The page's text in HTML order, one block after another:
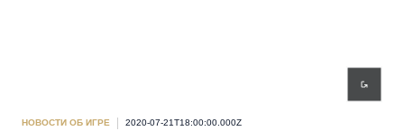
НОВОСТИ ОБ ИГРЕ 2020-07-21T18:00:00.000Z